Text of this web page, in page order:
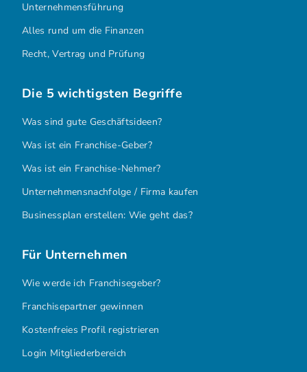
Unternehmensführung
Alles rund um die Finanzen
Recht, Vertrag und Prüfung
Die 5 wichtigsten Begriffe
Was sind gute Geschäftsideen?
Was ist ein Franchise-Geber?
Was ist ein Franchise-Nehmer?
Unternehmensnachfolge / Firma kaufen
Businessplan erstellen: Wie geht das?
Für Unternehmen
Wie werde ich Franchisegeber?
Franchisepartner gewinnen
Kostenfreies Profil registrieren
Login Mitgliederbereich